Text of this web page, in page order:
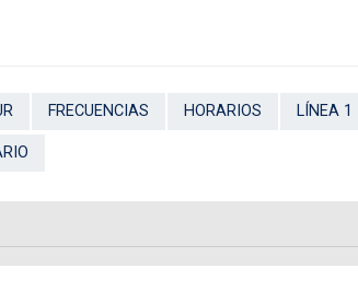
FRECUENCIAS HORARIOS LÍNEA 1